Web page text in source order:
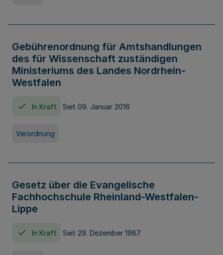
Gebührenordnung für Amtshandlungen
des für Wissenschaft zuständigen
Ministeriums des Landes Nordrhein-
Westfalen
In Kraft Seit 09. Januar 2016
Verordnung
Gesetz über die Evangelische
Fachhochschule Rheinland-Westfalen-
Lippe
In Kraft Seit 29. Dezember 1987